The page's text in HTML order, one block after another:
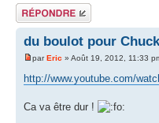
Répondre
du boulot pour Chuck
parEric » Août 19, 2012, 11:33
http://www.youtube.com/
Ca va être dur !